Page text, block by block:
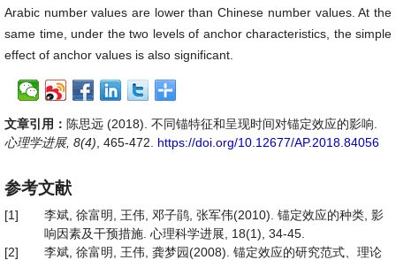
Arabic number values are lower than Chinese number values. At the
same time, under the two levels of anchor characteristics, the simple
effect of anchor values is also significant.
文章引用： 陈思远 (2018). 不同锚特征和呈现时间对锚定效应的影响.
心理学进展, 8(4) , 465-472. https://doi.org/10.12677/AP.2018.84056
参考文献
[1]
李斌, 徐富明, 王伟, 邓子鹃, 张军伟(2010). 锚定效应的种类, 影
响因素及干预措施. 心理科学进展, 18(1), 34-45.
[2]
李斌, 徐富明, 王伟, 龚梦园(2008). 锚定效应的研究范式、理论